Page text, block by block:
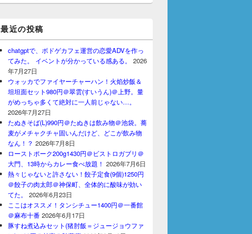
最近の投稿
chatgptで、ボドゲカフェ運営の恋愛ADVを作っ
てみた。 イベントが分かっている感ある。
2026
年7月27日
ウォッカでファイヤーチャーハン！火焰炒飯＆
坦坦面セット980円＠翠雲(すいうん)＠上野。量
がめっちゃ多くて絶対に一人前じゃない…。
2026年7月27日
たぬきそば(L)990円＠たぬきは飲み物＠池袋。蕎
麦がメチャクチャ固いんだけど、どこが飲み物
なん！？ 2026年7月8日
ローストポーク200g1430円＠ビストロガブリ＠
大門、13時からカレー食べ放題！ 2026年7月6日
熱々じゃないと許さない！餃子定食(9個)1250円
＠餃子の肉太郎＠神保町、全体的に酸味が効い
てた。
2026年6月23日
ここはオススメ！タンシチュー1400円＠一番館
＠麻布十番 2026年6月17日
豚すね煮込みセット(猪肘飯＝ジュージョウファ